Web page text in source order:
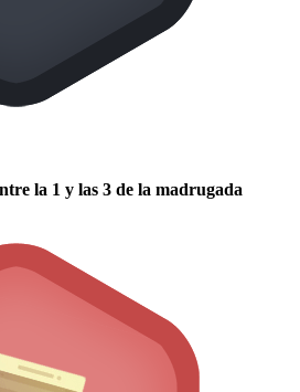
la 1 y las 3 de la madrugada